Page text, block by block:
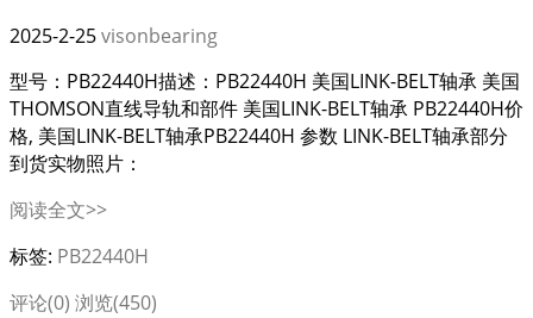
2025-2-25visonbearing
型号：PB22440H描述：PB22440H 美国LINK-BELT轴承 美国
THOMSON直线导轨和部件 美国LINK-BELT轴承 PB22440H价
格, 美国LINK-BELT轴承PB22440H 参数 LINK-BELT轴承部分
到货实物照片：
阅读全文>>
标签: PB22440H
评论(0) 浏览(450)